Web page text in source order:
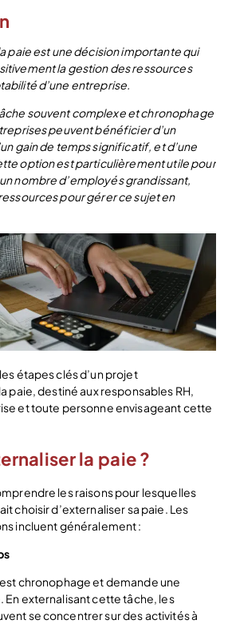
paie est une décision importante qui
la gestion des ressources
d’une entreprise.
souvent complexe et chronophage
peuvent bénéficier d’un
gain de temps significatif, et d’une
option est particulièrement utile pour
nombre d’employés grandissant,
pour gérer ce sujet en
étapes clés d’un projet
paie, destiné aux responsables RH,
et toute personne envisageant cette
la paie ?
les raisons pour lesquelles
choisir d’externaliser sa paie. Les
incluent généralement :
chronophage et demande une
En externalisant cette tâche, les
se concentrer sur des activités à